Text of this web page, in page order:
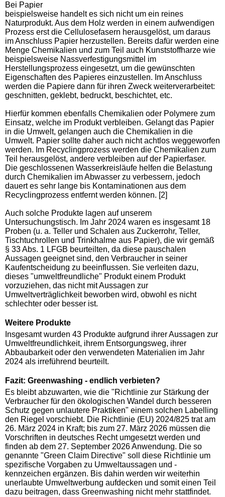
Bei Papier
beispielsweise handelt es sich nicht um ein reines
Naturprodukt. Aus dem Holz werden in einem aufwendigen
Prozess erst die Cellulosefasern herausgelöst, um daraus
im Anschluss Papier herzustellen. Bereits dafür werden eine
Menge Chemikalien und zum Teil auch Kunststoffharze wie
beispielsweise Nassverfestigungsmittel im
Herstellungsprozess eingesetzt, um die gewünschten
Eigenschaften des Papieres einzustellen. Im Anschluss
werden die Papiere dann für ihren Zweck weiterverarbeitet:
geschnitten, geklebt, bedruckt, beschichtet, etc.
Hierfür kommen ebenfalls Chemikalien oder Polymere zum
Einsatz, welche im Produkt verbleiben. Gelangt das Papier
in die Umwelt, gelangen auch die Chemikalien in die
Umwelt. Papier sollte daher auch nicht achtlos weggeworfen
werden. Im Recyclingprozess werden die Chemikalien zum
Teil herausgelöst, andere verbleiben auf der Papierfaser.
Die geschlossenen Wasserkreisläufe helfen die Belastung
durch Chemikalien im Abwasser zu verbessern, jedoch
dauert es sehr lange bis Kontaminationen aus dem
Recyclingprozess entfernt werden können. [2]
Auch solche Produkte lagen auf unserem
Untersuchungstisch. Im Jahr 2024 waren es insgesamt 18
Proben (u. a. Teller und Schalen aus Zuckerrohr, Teller,
Tischtuchrollen und Trinkhalme aus Papier), die wir gemäß
§ 33 Abs. 1 LFGB beurteilten, da diese pauschalen
Aussagen geeignet sind, den Verbraucher in seiner
Kaufentscheidung zu beeinflussen. Sie verleiten dazu,
dieses "umweltfreundliche" Produkt einem Produkt
vorzuziehen, das nicht mit Aussagen zur
Umweltverträglichkeit beworben wird, obwohl es nicht
schlechter oder besser ist.
Weitere Produkte
Insgesamt wurden 43 Produkte aufgrund ihrer Aussagen zur
Umweltfreundlichkeit, ihrem Entsorgungsweg, ihrer
Abbaubarkeit oder den verwendeten Materialien im Jahr
2024 als irreführend beurteilt.
Fazit: Greenwashing - endlich verbieten?
Es bleibt abzuwarten, wie die "Richtlinie zur Stärkung der
Verbraucher für den ökologischen Wandel durch besseren
Schutz gegen unlautere Praktiken" einem solchen Labelling
den Riegel vorschiebt. Die Richtlinie (EU) 2024/825 trat am
26. März 2024 in Kraft; bis zum 27. März 2026 müssen die
Vorschriften in deutsches Recht umgesetzt werden und
finden ab dem 27. September 2026 Anwendung. Die so
genannte "Green Claim Directive" soll diese Richtlinie um
spezifische Vorgaben zu Umweltaussagen und -
kennzeichen ergänzen. Bis dahin werden wir weiterhin
unerlaubte Umweltwerbung aufdecken und somit einen Teil
dazu beitragen, dass Greenwashing nicht mehr stattfindet.